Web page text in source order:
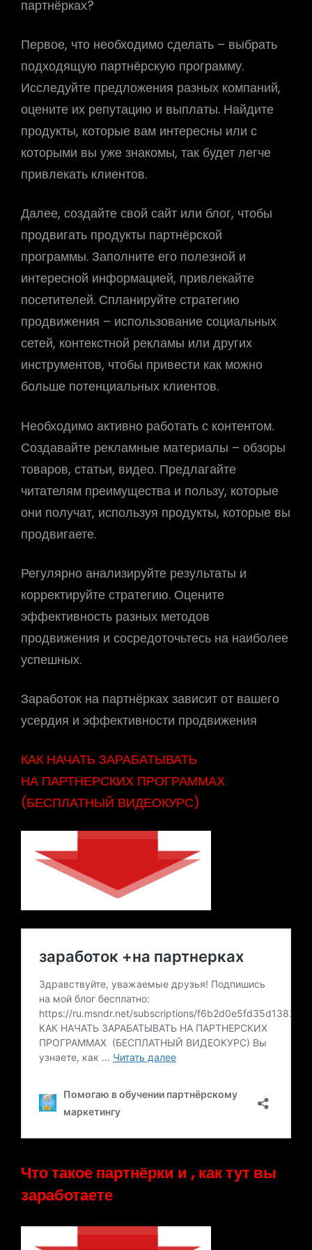
партнёрках?
Первое, что необходимо сделать – выбрать
подходящую партнёрскую программу.
Исследуйте предложения разных компаний,
оцените их репутацию и выплаты. Найдите
продукты, которые вам интересны или с
которыми вы уже знакомы, так будет легче
привлекать клиентов.
Далее, создайте свой сайт или блог, чтобы
продвигать продукты партнёрской
программы. Заполните его полезной и
интересной информацией, привлекайте
посетителей. Спланируйте стратегию
продвижения – использование социальных
сетей, контекстной рекламы или других
инструментов, чтобы привести как можно
больше потенциальных клиентов.
Необходимо активно работать с контентом.
Создавайте рекламные материалы – обзоры
товаров, статьи, видео. Предлагайте
читателям преимущества и пользу, которые
они получат, используя продукты, которые вы
продвигаете.
Регулярно анализируйте результаты и
корректируйте стратегию. Оцените
эффективность разных методов
продвижения и сосредоточьтесь на наиболее
успешных.
Заработок на партнёрках зависит от вашего
усердия и эффективности продвижения
КАК НАЧАТЬ ЗАРАБАТЫВАТЬ
НА ПАРТНЕРСКИХ ПРОГРАММАХ
(БЕСПЛАТНЫЙ ВИДЕОКУРС)
Что такое партнёрки и , как тут вы
заработаете